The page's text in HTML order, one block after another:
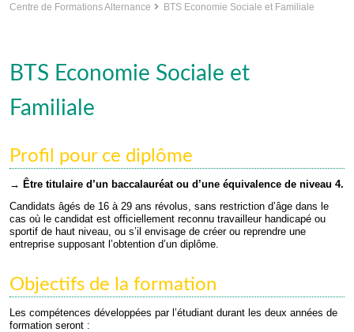
Centre de Formations Alternance BTS Economie Sociale et Familiale
BTS Economie Sociale et
Familiale
Profil pour ce diplôme
→ Être titulaire d’un baccalauréat ou d’une équivalence de niveau 4.
Candidats âgés de 16 à 29 ans révolus, sans restriction d’âge dans le
cas où le candidat est officiellement reconnu travailleur handicapé ou
sportif de haut niveau, ou s’il envisage de créer ou reprendre une
entreprise supposant l’obtention d’un diplôme.
Objectifs de la formation
Les compétences développées par l’étudiant durant les deux années de
formation seront :